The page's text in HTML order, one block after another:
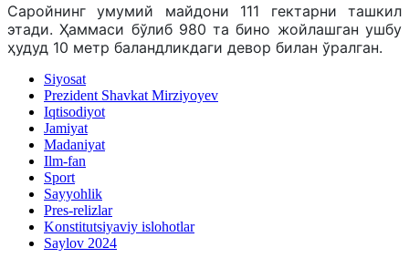
Саройнинг умумий майдони 111 гектарни ташкил
этади. Ҳаммаси бўлиб 980 та бино жойлашган ушбу
ҳудуд 10 метр баландликдаги девор билан ўралган.
Siyosat
Prezident Shavkat Mirziyoyev
Iqtisodiyot
Jamiyat
Madaniyat
Ilm-fan
Sport
Sayyohlik
Pres-relizlar
Konstitutsiyaviy islohotlar
Saylov 2024